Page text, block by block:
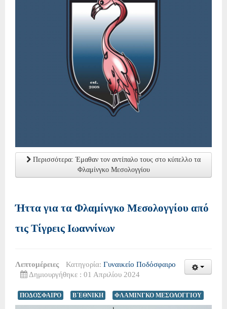
Περισσότερα: Έμαθαν τον αντίπαλο τους στο κύπελλο τα
Φλαμίνγκο Μεσολογγίου
Ήττα για τα Φλαμίνγκο Μεσολογγίου από
τις Τίγρεις Ιωαννίνων
Λεπτομέρειες Κατηγορία: Γυναικείο Ποδόσφαιρο
Δημιουργήθηκε : 01 Απριλίου 2024
ΠΟΔΟΣΦΑΙΡΟ Β΄ΕΘΝΙΚΗ ΦΛΑΜΙΝΓΚΟ ΜΕΣΟΛΟΓΓΙΟΥ